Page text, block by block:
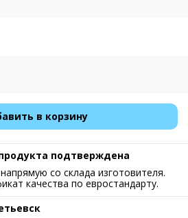
в корзину
подтверждена
со склада изготовителя.
качества по евростандарту.